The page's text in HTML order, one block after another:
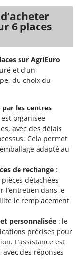
6 places
sur AgriEuro
et d’un
du choix du
les centres
est organisée
avec des délais
Cela permet
adapté au
de rechange :
détachées
l’entretien dans le
le remplacement
personnalisée : le
précises pour
L’assistance est
des réponses